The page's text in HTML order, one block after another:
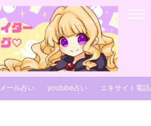
メール占い youtube占い エキサイト電